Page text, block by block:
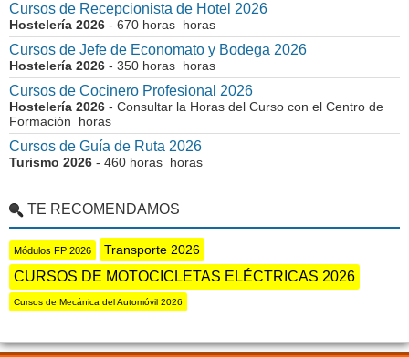
Cursos de Recepcionista de Hotel 2026
Hostelería 2026 - 670 horas horas
Cursos de Jefe de Economato y Bodega 2026
Hostelería 2026 - 350 horas horas
Cursos de Cocinero Profesional 2026
Hostelería 2026 - Consultar la Horas del Curso con el Centro de
Formación horas
Cursos de Guía de Ruta 2026
Turismo 2026 - 460 horas horas
TE RECOMENDAMOS
Módulos FP 2026 Transporte 2026
CURSOS DE MOTOCICLETAS ELÉCTRICAS 2026
Cursos de Mecánica del Automóvil 2026